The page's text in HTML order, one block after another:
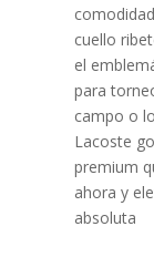
cuello
el
para
campo o
Lacoste
premium
ahora y
absoluta